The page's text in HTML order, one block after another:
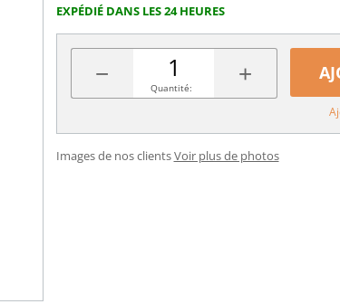
EXPÉDIÉ DANS LES 24 HEURES
− +
Quantité:
Images de nos clientsVoir plus de photos